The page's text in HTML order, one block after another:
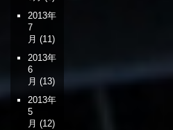
2013年
7
月 (11)
2013年
6
月 (13)
2013年
5
月 (12)